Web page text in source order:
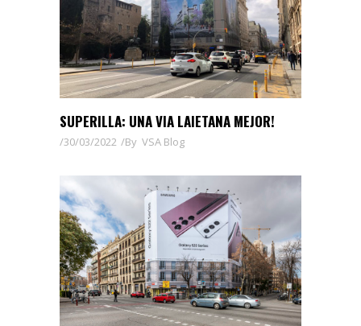
SUPERILLA: UNA VIA LAIETANA MEJOR!
30/03/2022 By VSA Blog